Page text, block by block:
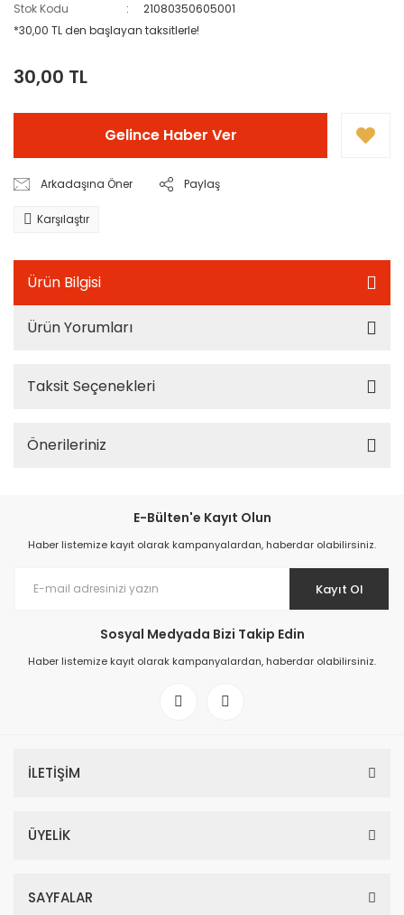
Stok Kodu
21080350605001
*30,00 TL den başlayan taksitlerle!
30,00 TL
Gelince Haber Ver
Arkadaşına Öner Paylaş
Karşılaştır
Ürün Bilgisi
Ürün Yorumları
Taksit Seçenekleri
Önerileriniz
E-Bülten'e Kayıt Olun
Haber listemize kayıt olarak kampanyalardan, haberdar olabilirsiniz.
Kayıt Ol
Sosyal Medyada Bizi Takip Edin
Haber listemize kayıt olarak kampanyalardan, haberdar olabilirsiniz.
İLETİŞİM
ÜYELİK
SAYFALAR